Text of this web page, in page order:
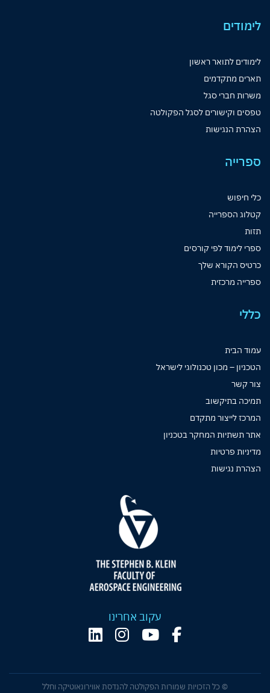
לימודים
לימודים לתואר ראשון
תארים מתקדמים
משרות חברי סגל
טפסים וקישורים לסגל הפקולטה
הצהרת הנגישות
ספרייה
כלי חיפוש
קטלוג הספרייה
תזות
ספרי לימוד לפי קורסים
כרטיס הקורא שלך
ספרייה מרכזית
כללי
עמוד הבית
הטכניון – מכון טכנולוגי לישראל
צור קשר
תמיכה בתיקשוב
המרכז לייצור מתקדם
אתר תשתיות המחקר בטכניון
מדיניות פרטיות
הצהרת נגישות
עקוב אחרינו
© כל הזכויות שמורות הפקולטה להנדסת אווירונאוטיקה וחלל